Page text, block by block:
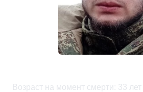
Возраст на момент смерти : 33 лет